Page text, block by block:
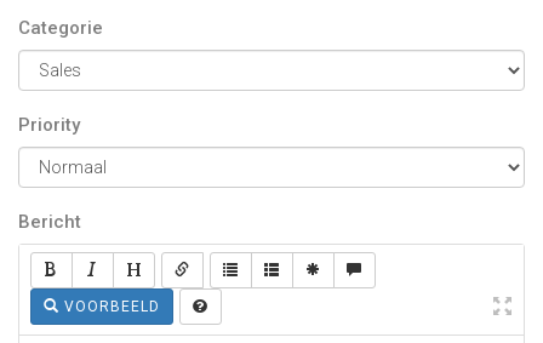
Categorie
Priority
Bericht
VOORBEELD